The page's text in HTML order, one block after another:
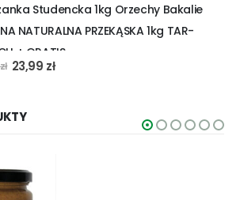
wynosiła:
99,90 zł.
wynosi:
73,99 zł.
Studencka 1kg Orzechy Bakalie
NATURALNA PRZEKĄSKA 1kg TAR-
+ GRATIS
zł Pierwotna
29,90 zł.
23,99 złAktualna